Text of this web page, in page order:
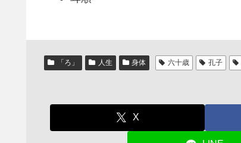
「ろ」 人生 身体 六十歳 孔子
X